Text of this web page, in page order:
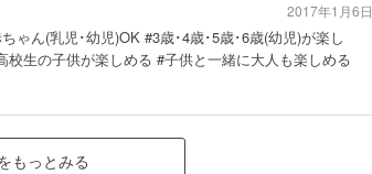
ゃん(乳児･幼児)OK #3歳･4歳･5歳･6歳(幼児)が楽し
生の子供が楽しめる #子供と一緒に大人も楽しめる
2017年1月6日
もっとみる